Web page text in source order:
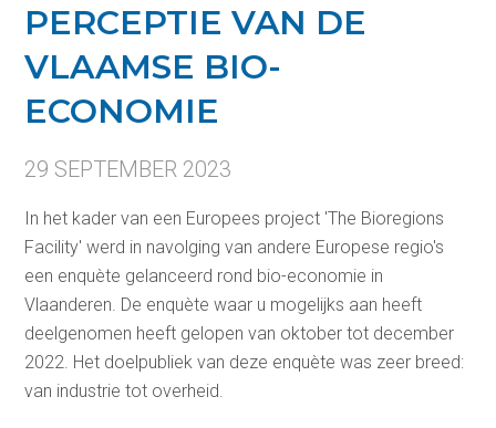
PERCEPTIE VAN DE
VLAAMSE BIO-
ECONOMIE
29 SEPTEMBER 2023
In het kader van een Europees project 'The Bioregions
Facility' werd in navolging van andere Europese regio's
een enquète gelanceerd rond bio-economie in
Vlaanderen. De enquète waar u mogelijks aan heeft
deelgenomen heeft gelopen van oktober tot december
2022. Het doelpubliek van deze enquète was zeer breed:
van industrie tot overheid.